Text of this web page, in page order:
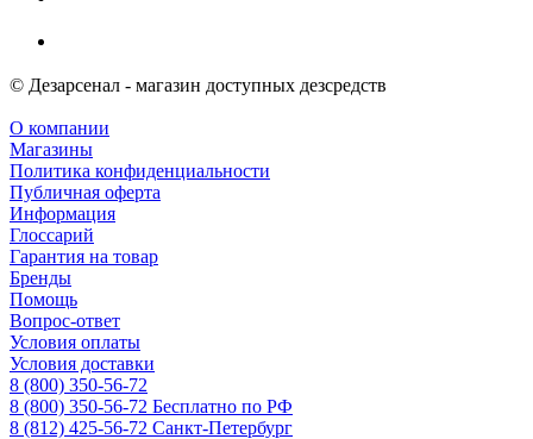
© Дезарсенал - магазин доступных дезсредств
О компании
Магазины
Политика конфиденциальности
Публичная оферта
Информация
Глоссарий
Гарантия на товар
Бренды
Помощь
Вопрос-ответ
Условия оплаты
Условия доставки
8 (800) 350-56-72
8 (800) 350-56-72 Бесплатно по РФ
8 (812) 425-56-72 Санкт-Петербург